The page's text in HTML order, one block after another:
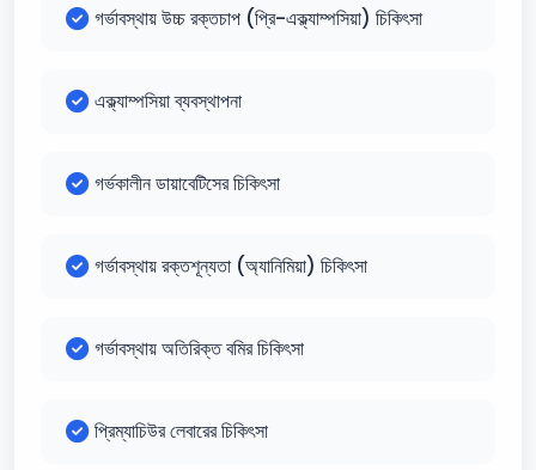
গর্ভাবস্থায় উচ্চ রক্তচাপ (প্রি-এক্ল্যাম্পসিয়া) চিকিৎসা
এক্ল্যাম্পসিয়া ব্যবস্থাপনা
গর্ভকালীন ডায়াবেটিসের চিকিৎসা
গর্ভাবস্থায় রক্তশূন্যতা (অ্যানিমিয়া) চিকিৎসা
গর্ভাবস্থায় অতিরিক্ত বমির চিকিৎসা
প্রিম্যাচিউর লেবারের চিকিৎসা